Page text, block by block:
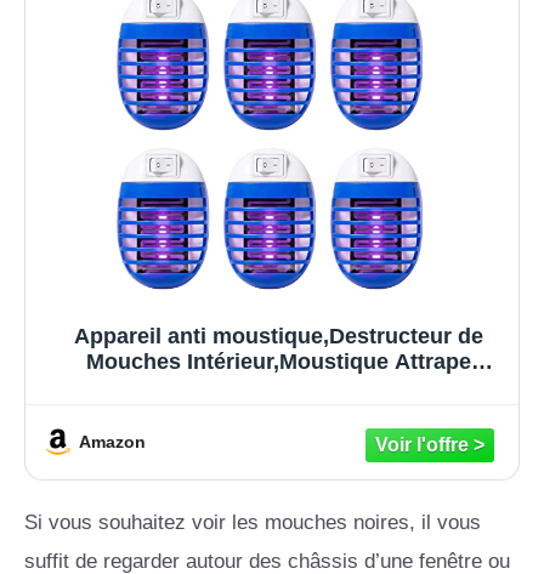
Appareil anti moustique,Destructeur de
Mouches Intérieur,Moustique Attrape
Mouche,Moustique Tueur Lot de 6
Amazon
Si vous souhaitez voir les mouches noires, il vous
suffit de regarder autour des châssis d’une fenêtre ou